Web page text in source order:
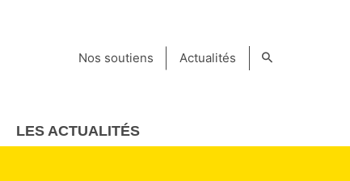
Nos soutiens Actualités
LES ACTUALITÉS